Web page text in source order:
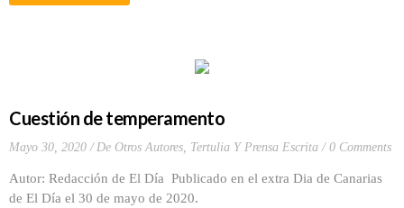
Cuestión de temperamento
Mayo 30, 2020 De Otros Autores, Tertulia Y Prensa Escrita 0 Comments
Autor: Redacción de El Día Publicado en el extra Dia de Canarias
de El Día el 30 de mayo de 2020.